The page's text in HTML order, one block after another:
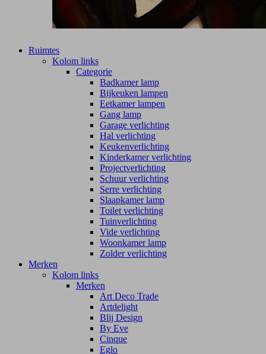
Ruimtes
Kolom links
Categorie
Badkamer lamp
Bijkeuken lampen
Eetkamer lampen
Gang lamp
Garage verlichting
Hal verlichting
Keukenverlichting
Kinderkamer verlichting
Projectverlichting
Schuur verlichting
Serre verlichting
Slaapkamer lamp
Toilet verlichting
Tuinverlichting
Vide verlichting
Woonkamer lamp
Zolder verlichting
Merken
Kolom links
Merken
Art Deco Trade
Artdelight
Blij Design
By Eve
Cinque
Eglo